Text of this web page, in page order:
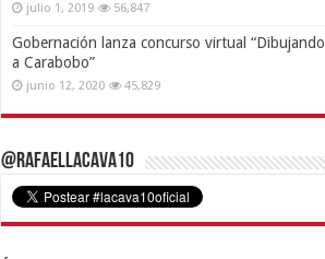
julio 1, 2019 56,847
Gobernación lanza concurso virtual “Dibujando
a Carabobo”
junio 12, 2020 45,829
@RafaelLacava10